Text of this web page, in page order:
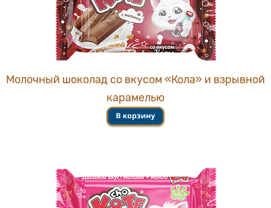
Молочный шоколад со вкусом «Кола» и взрывной
карамелью